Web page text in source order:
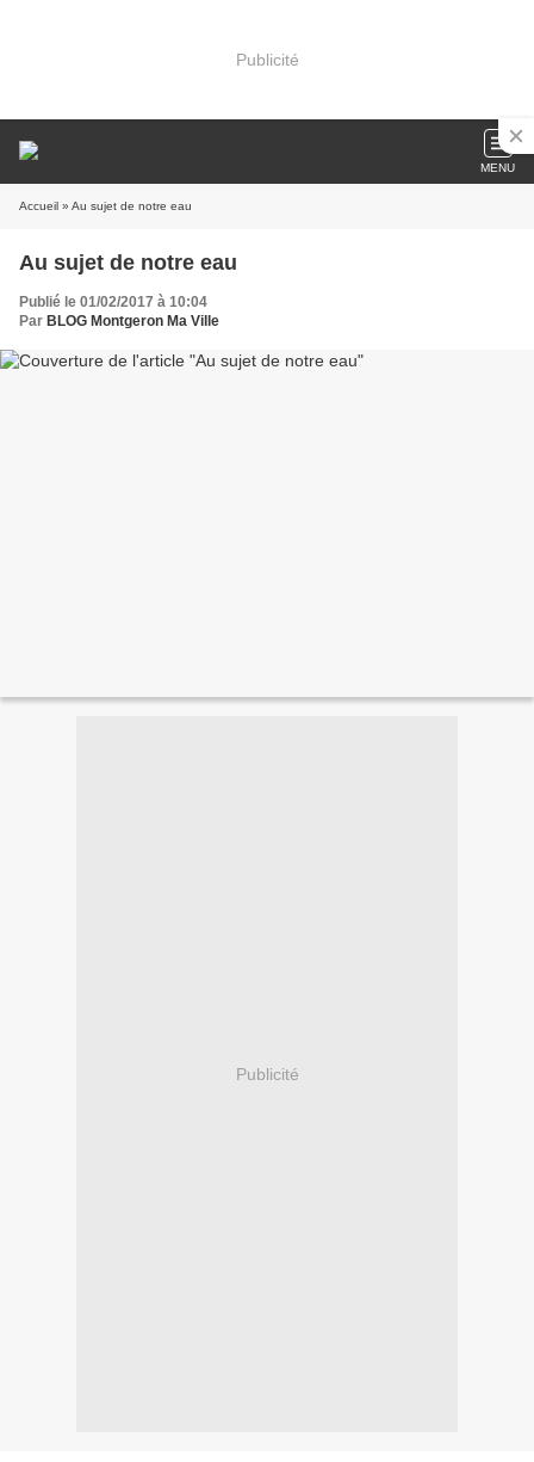
Publicité
MENU
Accueil » Au sujet de notre eau
Au sujet de notre eau
Publié le 01/02/2017 à 10:04
Par BLOG Montgeron Ma Ville
Publicité